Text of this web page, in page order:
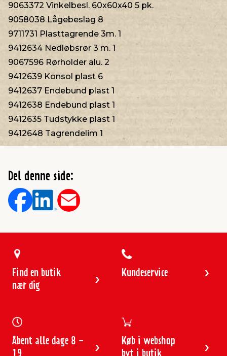
9063372 Vinkelbesl. 60x60x40 5 pk.
9058038 Lågebeslag 8
9711731 Plasttagrende 3m. 1
9412634 Nedløbsrør 3 m. 1
9067596 Rørholder alu. 2
9412639 Konsol plast 6
9412637 Endebund plast 1
9412638 Endebund plast 1
9412635 Tudstykke plast 1
9412648 Tagrendelim 1
Del denne side:
Find en butik
nær dig
Kundeservice
Åbent alle dage 8 -
19
Køb i webshop
byt i butik